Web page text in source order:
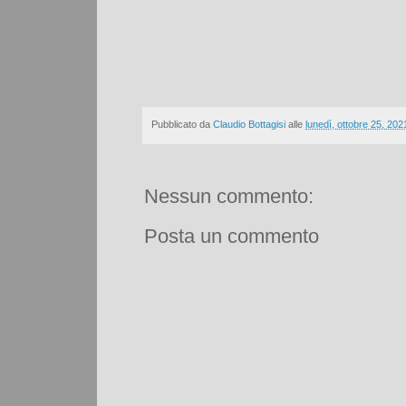
Pubblicato da Claudio Bottagisi alle lunedì, ottobre 25,
Nessun commento:
Posta un commento